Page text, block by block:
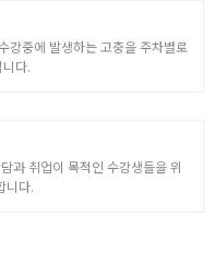
강중에 발생하는 고충을 주차별로
다.
과 취업이 목적인 수강생들을 위
니다.